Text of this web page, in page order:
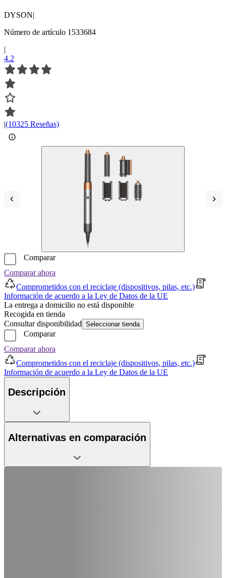
DYSON|
Número de artículo 1533684
|
4.2
|(10325 Reseñas)
Comparar
Comparar ahora
Comprometidos con el reciclaje (dispositivos, pilas, etc.)
Información de acuerdo a la Ley de Datos de la UE
La entrega a domicilio no está disponible
Recogida en tienda
Consultar disponibilidad Seleccionar tienda
Comparar
Comparar ahora
Comprometidos con el reciclaje (dispositivos, pilas, etc.)
Información de acuerdo a la Ley de Datos de la UE
Descripción
Alternativas en comparación